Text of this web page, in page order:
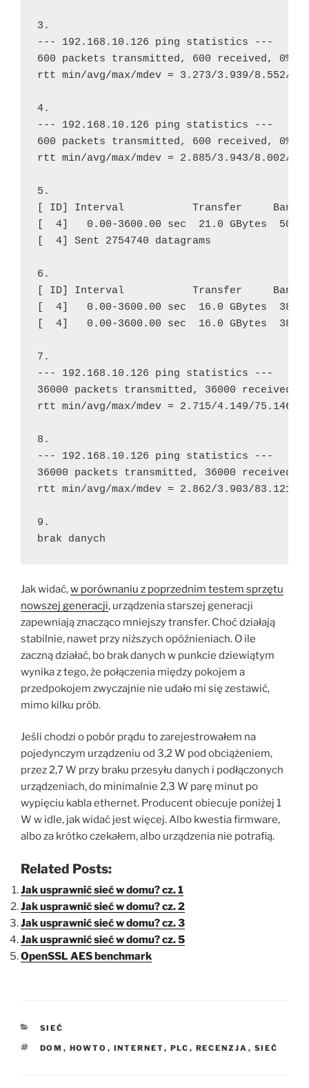
3.
--- 192.168.10.126 ping statistics ---
600 packets transmitted, 600 received, 0%
rtt min/avg/max/mdev = 3.273/3.939/8.552/
4.
--- 192.168.10.126 ping statistics ---
600 packets transmitted, 600 received, 0%
rtt min/avg/max/mdev = 2.885/3.943/8.002/
5.
[ ID] Interval           Transfer
[  4]   0.00-3600.00 sec  21.0 GBytes
[  4] Sent 2754740 datagrams
6.
[ ID] Interval           Transfer
[  4]   0.00-3600.00 sec  16.0 GBytes  38.3
[  4]   0.00-3600.00 sec  16.0 GBytes  38.3
7.
--- 192.168.10.126 ping statistics ---
36000 packets transmitted, 36000 received,
rtt min/avg/max/mdev = 2.715/4.149/75.146/
8.
--- 192.168.10.126 ping statistics ---
36000 packets transmitted, 36000 received,
rtt min/avg/max/mdev = 2.862/3.903/83.121/
9.
brak danych
Jak widać,w porównaniu z poprzednim testem sprzętu
nowszej generacji, urządzenia starszej generacji
zapewniają znacząco mniejszy transfer. Choć działają
stabilnie, nawet przy niższych opóźnieniach. O ile
zaczną działać, bo brak danych w punkcie dziewiątym
wynika z tego, że połączenia między pokojem a
przedpokojem zwyczajnie nie udało mi się zestawić,
mimo kilku prób.
Jeśli chodzi o pobór prądu to zarejestrowałem na
pojedynczym urządzeniu od 3,2 W pod obciążeniem,
przez 2,7 W przy braku przesyłu danych i podłączonych
urządzeniach, do minimalnie 2,3 W parę minut po
wypięciu kabla ethernet. Producent obiecuje poniżej 1
W w idle, jak widać jest więcej. Albo kwestia firmware,
albo za krótko czekałem, albo urządzenia nie potrafią.
Related Posts:
Jak usprawnić sieć w domu? cz. 1
Jak usprawnić sieć w domu? cz. 2
Jak usprawnić sieć w domu? cz. 3
Jak usprawnić sieć w domu? cz. 5
OpenSSL AES benchmark
KATEGORIE
SIEĆ
TAGI
DOM , HOWTO , INTERNET, PLC , RECENZJA , SIEĆ